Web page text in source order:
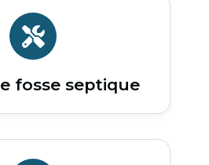
fosse septique